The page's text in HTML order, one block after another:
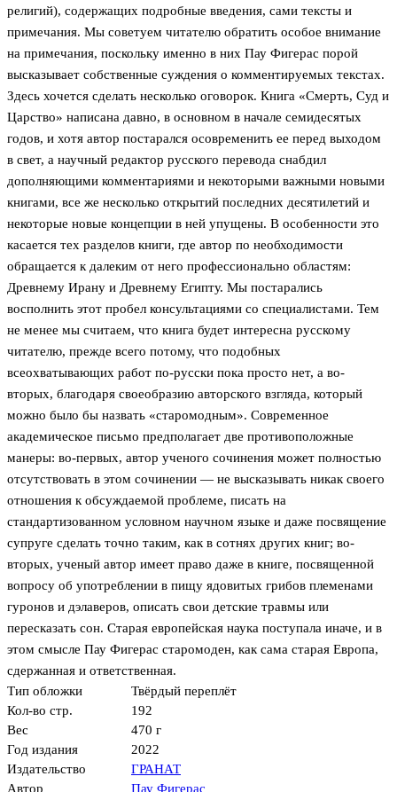
религий), содержащих подробные введения, сами тексты и
примечания. Мы советуем читателю обратить особое внимание
на примечания, поскольку именно в них Пау Фигерас порой
высказывает собственные суждения о комментируемых текстах.
Здесь хочется сделать несколько оговорок. Книга «Смерть, Суд и
Царство» написана давно, в основном в начале семидесятых
годов, и хотя автор постарался осовременить ее перед выходом
в свет, а научный редактор русского перевода снабдил
дополняющими комментариями и некоторыми важными новыми
книгами, все же несколько открытий последних десятилетий и
некоторые новые концепции в ней упущены. В особенности это
касается тех разделов книги, где автор по необходимости
обращается к далеким от него профессионально областям:
Древнему Ирану и Древнему Египту. Мы постарались
восполнить этот пробел консультациями со специалистами. Тем
не менее мы считаем, что книга будет интересна русскому
читателю, прежде всего потому, что подобных
всеохватывающих работ по-русски пока просто нет, а во-
вторых, благодаря своеобразию авторского взгляда, который
можно было бы назвать «старомодным». Современное
академическое письмо предполагает две противоположные
манеры: во-первых, автор ученого сочинения может полностью
отсутствовать в этом сочинении — не высказывать никак своего
отношения к обсуждаемой проблеме, писать на
стандартизованном условном научном языке и даже посвящение
супруге сделать точно таким, как в сотнях других книг; во-
вторых, ученый автор имеет право даже в книге, посвященной
вопросу об употреблении в пищу ядовитых грибов племенами
гуронов и дэлаверов, описать свои детские травмы или
пересказать сон. Старая европейская наука поступала иначе, и в
этом смысле Пау Фигерас старомоден, как сама старая Европа,
сдержанная и ответственная.
Тип обложки
Твёрдый переплёт
Кол-во стр.
192
Вес
470 г
Год издания
2022
Издательство
ГРАНАТ
Автор
Пау Фигерас